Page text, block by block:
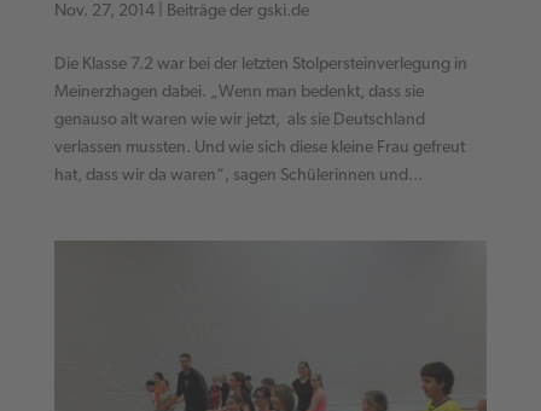
Nov. 27, 2014| Beiträge der gski.de
Die Klasse 7.2 war bei der letzten Stolpersteinverlegung in
Meinerzhagen dabei. „Wenn man bedenkt, dass sie
genauso alt waren wie wir jetzt, als sie Deutschland
verlassen mussten. Und wie sich diese kleine Frau gefreut
hat, dass wir da waren“, sagen Schülerinnen und...